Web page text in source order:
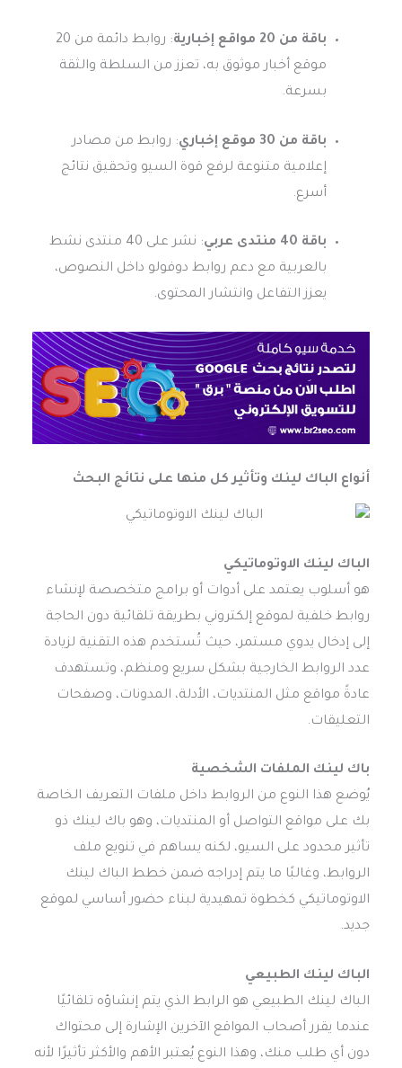
باقة من 20 مواقع إخبارية
: روابط دائمة من 20
موقع أخبار موثوق به، تعزز من السلطة والثقة
بسرعة.
باقة من 30 موقع إخباري
: روابط من مصادر
إعلامية متنوعة لرفع قوة السيو وتحقيق نتائج
أسرع.
باقة 40 منتدى عربي
: نشر على 40 منتدى نشط
بالعربية مع دعم روابط دوفولو داخل النصوص،
يعزز التفاعل وانتشار المحتوى.
أنواع الباك لينك وتأثير كل منها على نتائج البحث
الباك لينك الاوتوماتيكي
هو أسلوب يعتمد على أدوات أو برامج متخصصة لإنشاء
روابط خلفية لموقع إلكتروني بطريقة تلقائية دون الحاجة
إلى إدخال يدوي مستمر، حيث تُستخدم هذه التقنية لزيادة
عدد الروابط الخارجية بشكل سريع ومنظم، وتستهدف
عادةً مواقع مثل المنتديات، الأدلة، المدونات، وصفحات
التعليقات.
باك لينك الملفات الشخصية
يُوضع هذا النوع من الروابط داخل ملفات التعريف الخاصة
بك على مواقع التواصل أو المنتديات، وهو باك لينك ذو
تأثير محدود على السيو، لكنه يساهم في تنويع ملف
الروابط، وغالبًا ما يتم إدراجه ضمن خطط الباك لينك
الاوتوماتيكي كخطوة تمهيدية لبناء حضور أساسي لموقع
جديد.
الباك لينك الطبيعي
الباك لينك الطبيعي هو الرابط الذي يتم إنشاؤه تلقائيًا
عندما يقرر أصحاب المواقع الآخرين الإشارة إلى محتواك
دون أي طلب منك، وهذا النوع يُعتبر الأهم والأكثر تأثيرًا لأنه